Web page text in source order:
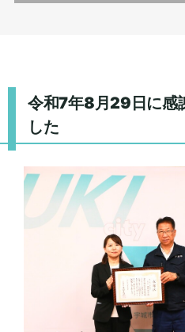
令和7年8月29日に感
した